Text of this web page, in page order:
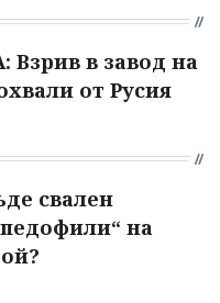
в завод на
от Русия
свален
на